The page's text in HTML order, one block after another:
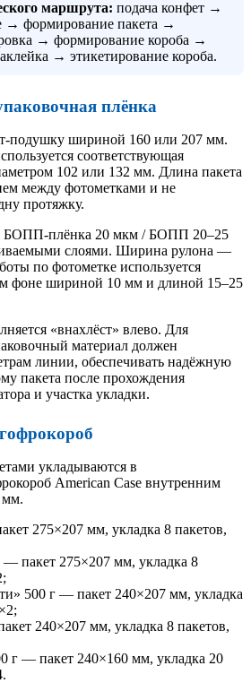
маршрута: подача конфет →
→ формирование пакета →
→ формирование короба →
→ этикетирование короба.
плёнка
подушку шириной 160 или 207 мм.
соответствующая
102 или 132 мм. Длина пакета
между фотометками и не
протяжку.
БОПП-плёнка 20 мкм / БОПП 20–25
слоями. Ширина рулона —
по фотометке используется
фоне шириной 10 мм и длиной 15–25
«внахлёст» влево. Для
материал должен
линии, обеспечивать надёжную
пакета после прохождения
и участка укладки.
укладываются в
American Case внутренним
мм.
275×207 мм, укладка 8 пакетов,
— пакет 275×207 мм, укладка 8
500 г — пакет 240×207 мм, укладка
240×207 мм, укладка 8 пакетов,
г — пакет 240×160 мм, укладка 20